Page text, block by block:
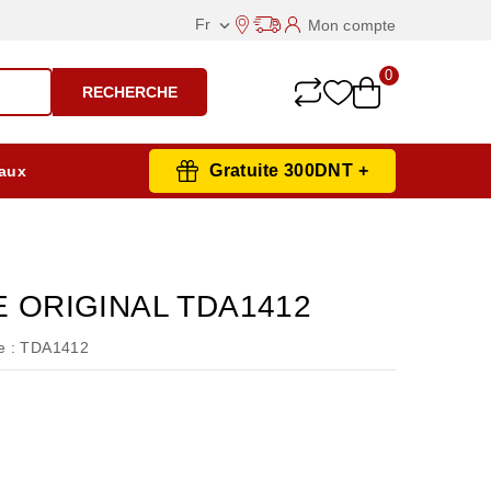
Fr  Mon compte
RECHERCHE
0
Gratuite 300DNT +
ORIGINAL TDA1412
: TDA1412